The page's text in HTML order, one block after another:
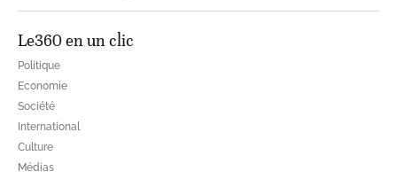
Le360 en un clic
Politique
Economie
Société
International
Culture
Médias